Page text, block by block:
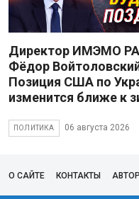
Директор ИМЭМО
Фёдор
Позиция США по
изменится ближе к
ПОЛИТИКА 06 августа 2026
О САЙТЕ КОНТАКТЫ